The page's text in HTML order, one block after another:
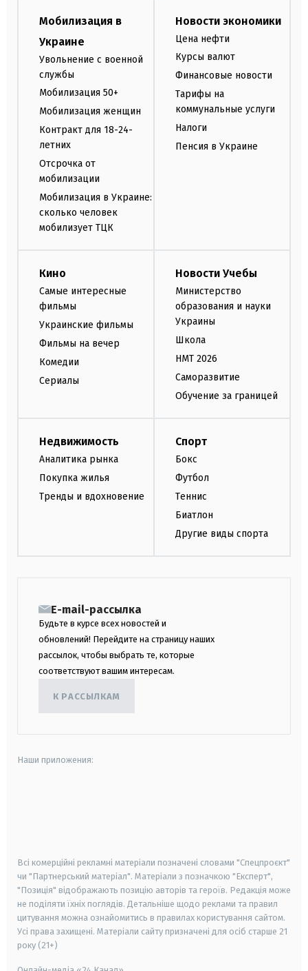
Мобилизация в
Украине
Увольнение с военной
службы
Мобилизация 50+
Мобилизация женщин
Контракт для 18-24-
летних
Отсрочка от
мобилизации
Мобилизация в Украине:
сколько человек
мобилизует ТЦК
Новости экономики
Цена нефти
Курсы валют
Финансовые новости
Тарифы на
коммунальные услуги
Налоги
Пенсия в Украине
Кино
Самые интересные
фильмы
Украинские фильмы
Фильмы на вечер
Комедии
Сериалы
Новости Учебы
Министерство
образования и науки
Украины
Школа
НМТ 2026
Саморазвитие
Обучение за границей
Недвижимость
Аналитика рынка
Покупка жилья
Тренды и вдохновение
Спорт
Бокс
Футбол
Теннис
Биатлон
Другие виды спорта
E-mail-рассылка
Будьте в курсе всех новостей и
обновлений! Перейдите на страницу наших
рассылок, чтобы выбрать те, которые
соответствуют вашим интересам.
К РАССЫЛКАМ
Наши приложения:
Всі комерційні рекламні матеріали позначені словами "Спецпроєкт"
чи "Партнерський матеріал". Матеріали з позначкою "Експерт",
"Позиція" відображають позицію авторів та героїв. Редакція може
не поділяти їхніх поглядів. Детальніше щодо реклами та правил
цитування можна ознайомитись в правилах користування сайтом.
Усі права захищені. Матеріали сайту призначені для осіб старше 21
року (21+)